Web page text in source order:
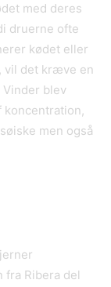
med deres
druerne ofte
kødet eller
vil det kræve en
blev
koncentration,
men også
Ribera del